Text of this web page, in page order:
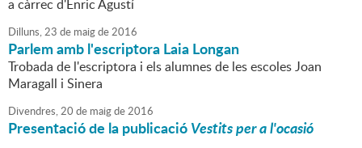
a càrrec d'Enric Agustí
Dilluns,23 de maigde2016
Parlem amb l'escriptora Laia Longan
Trobada de l'escriptora i els alumnes de les escoles Joan
Maragall i Sinera
Divendres,20 de maigde2016
Presentació de la publicacióVestits per a l'ocasió